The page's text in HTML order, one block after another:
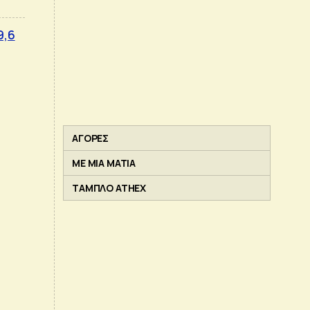
ΑΓΟΡΕΣ
ΜΕ ΜΙΑ ΜΑΤΙΑ
ΤΑΜΠΛΟ ATHEX